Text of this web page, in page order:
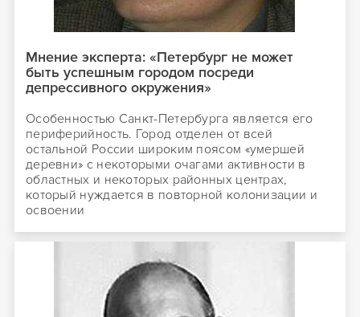
Мнение эксперта: «Петербург не может
быть успешным городом посреди
депрессивного окружения»
Особенностью Санкт-Петербурга является его
периферийность. Город отделен от всей
остальной России широким поясом «умершей
деревни» с некоторыми очагами активности в
областных и некоторых районных центрах,
который нуждается в повторной колонизации и
освоении